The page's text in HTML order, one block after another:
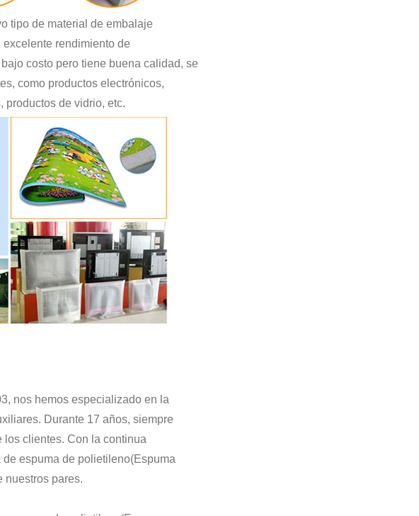
tipo de material de embalaje
rendimiento de
costo pero tiene buena calidad, se
como productos electrónicos,
productos de vidrio, etc.
nos hemos especializado en la
Durante 17 años, siempre
los clientes. Con la continua
espuma de polietileno(Espuma
nuestros pares.